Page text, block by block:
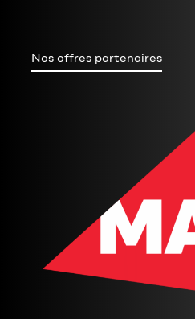
Nos offres partenaires